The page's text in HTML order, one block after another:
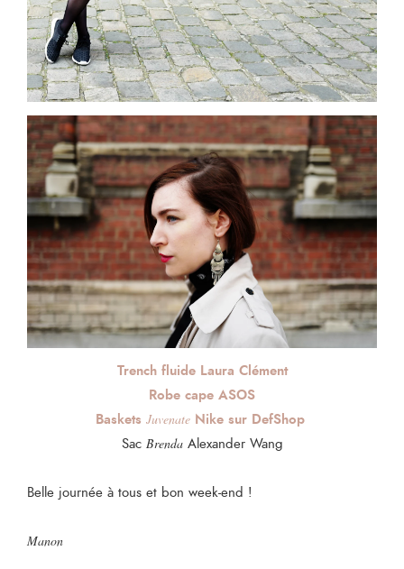
Trench fluide Laura Clément
Robe cape ASOS
Baskets JuvenateNike sur DefShop
Sac BrendaAlexander Wang
Belle journée à tous et bon week-end !
Manon